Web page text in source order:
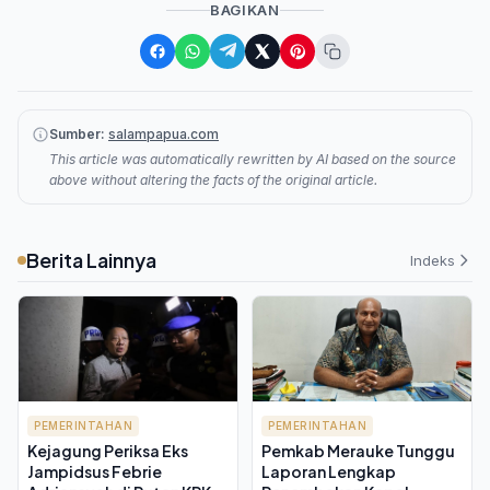
BAGIKAN
Sumber: salampapua.com
This article was automatically rewritten by AI based on the source
above without altering the facts of the original article.
Berita Lainnya Indeks
PEMERINTAHAN
Kejagung Periksa Eks
Jampidsus Febrie
PEMERINTAHAN
Pemkab Merauke Tunggu
Laporan Lengkap